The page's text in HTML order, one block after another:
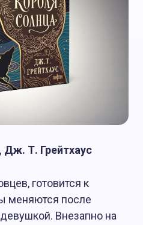
Т. Грейтхаус
готовится к
меняются после
Внезапно на